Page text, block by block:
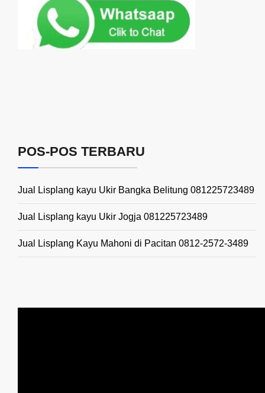
POS-POS TERBARU
Jual Lisplang kayu Ukir Bangka Belitung 081225723489
Jual Lisplang kayu Ukir Jogja 081225723489
Jual Lisplang Kayu Mahoni di Pacitan 0812-2572-3489